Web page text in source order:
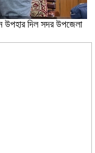
উপহার দিল সদর উপজেলা